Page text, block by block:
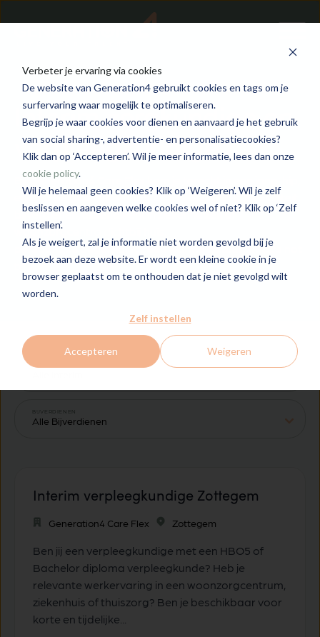
Verbeter je ervaring via cookies
De website van Generation4 gebruikt cookies en tags om je
surfervaring waar mogelijk te optimaliseren.
Begrijp je waar cookies voor dienen en aanvaard je het gebruik
van social sharing-, advertentie- en personalisatiecookies?
Klik dan op ‘Accepteren’. Wil je meer informatie, lees dan onze
cookie policy.
Wil je helemaal geen cookies? Klik op ‘Weigeren’. Wil je zelf
beslissen en aangeven welke cookies wel of niet? Klik op ‘Zelf
instellen’.
Als je weigert, zal je informatie niet worden gevolgd bij je
bezoek aan deze website. Er wordt een kleine cookie in je
browser geplaatst om te onthouden dat je niet gevolgd wilt
worden.
Zelf instellen
Accepteren Weigeren
Interim zorgkundige en
verpleegkundige
Bij Generation4 Care Flex kom je terecht in een jong, hip,
erkend Belgisch uitzendbureau (VG.2408/U). Flexibiliteit,
bijverdienen, uitzendwerk in ziekenhuizen of
woonzorgcentra dichtbij huis,
persoonlijke begeleiding, een warme cultuur, what's not
to like?
BIJVERDIENEN
Interim verpleegkundige Zottegem
Generation4 Care Flex Zottegem
Ben jij een verpleegkundige met een HBO5 of
Bachelor diploma verpleegkunde? Heb je
relevante werkervaring in een woonzorgcentrum,
ziekenhuis of thuiszorg? Ben je beschikbaar voor
korte en tijdelijke...